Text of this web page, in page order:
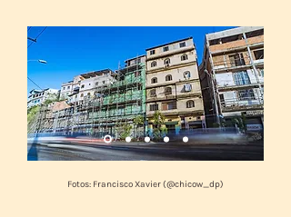
Fotos: Francisco Xavier (@chicow_dp)